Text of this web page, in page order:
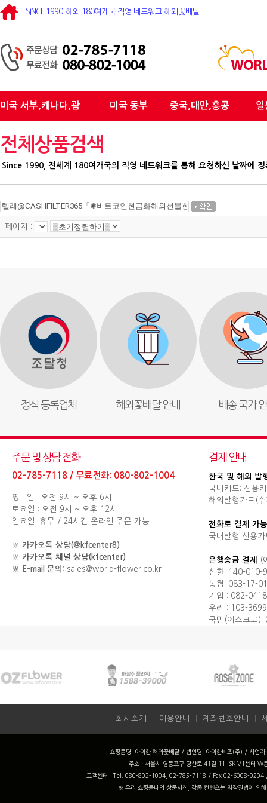
SINCE 1990. 해외 180여개국 직영 네트워크 해외꽃배달
미국 서부,캐나다,괌 미국 동부 중국,대만,홍콩 일
전체상품검색
Since 1990, 전세계 180여개국의 직영 네트워크를 통해 요청하신 날짜에
페이지 :
정식 등록업체 해외꽃배달 안내 배송 국가
주문 및 상담 전화
02-785-7118 / 무료전화: 080-802-1004
평 일 : 오전 9시 ~ 오후 6시
토요일 : 오전 9시 ~ 오후 12시
일요일: 휴무 / 24시간 온라인 주문 가능
※ 카카오톡 상담(@kfcenter8)
※ 카카오톡 채널 상담(kfcenter)
※ E-mail 문의 : sales@world-flower.co.kr
결제 안내
한국 및 해외 발
국내카드: 신용
해외발행카드(
전화로 결제 가
국내발행 신용
은행송금 결제
(
신한: 140-010-
농협: 083-17-
기업 : 082-
우리 : 103-
국민(에스크로
회사소개 이용안내 계좌번호안내
쇼핑몰명: 아이한 해외꽃배달 / 법인명: 아이한비즈(주) / 사업
주소 : 서울시 영등포구 당산로 41길 11, SK V1센터
고객센터 : Tel. 080-802-1004, 02-785-7118 / Fax 02-6008-0204
※ 우리 쇼핑몰내의 상품사진, 각종 컨텐츠는 저작권법에 의